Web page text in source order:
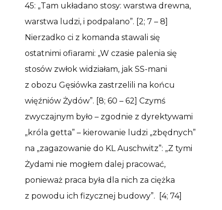
45: „Tam układano stosy: warstwa drewna,
warstwa ludzi, i podpalano”. [2; 7 – 8]
Nierzadko ci z komanda stawali się
ostatnimi ofiarami: „W czasie palenia się
stosów zwłok widziałam, jak SS-mani
z obozu Gęsiówka zastrzelili na końcu
więźniów Żydów”. [8; 60 – 62] Czymś
zwyczajnym było – zgodnie z dyrektywami
„króla getta” – kierowanie ludzi „zbędnych”
na „zagazowanie do KL Auschwitz”: „Z tymi
Żydami nie mogłem dalej pracować,
ponieważ praca była dla nich za ciężka
z powodu ich fizycznej budowy”. [4; 74]